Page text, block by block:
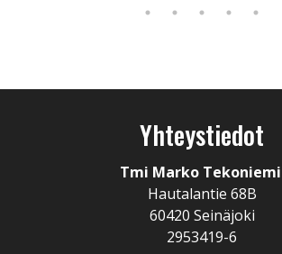
Yhteystiedot
Tmi Marko Tekoniemi
Hautalantie 68B
60420 Seinäjoki
2953419-6